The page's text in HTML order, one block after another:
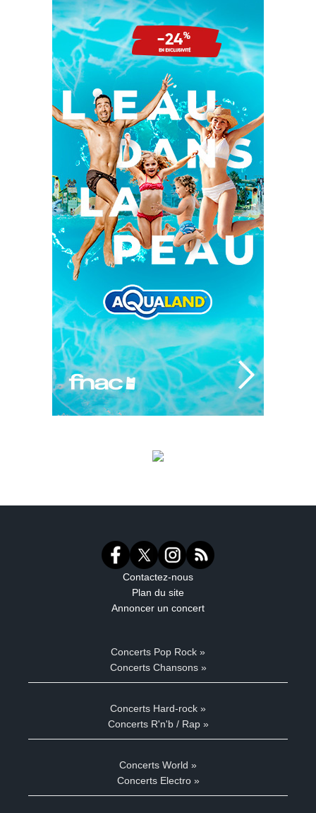
Contactez-nous
Plan du site
Annoncer un concert
Concerts Pop Rock »
Concerts Chansons »
Concerts Hard-rock »
Concerts R'n'b / Rap »
Concerts World »
Concerts Electro »